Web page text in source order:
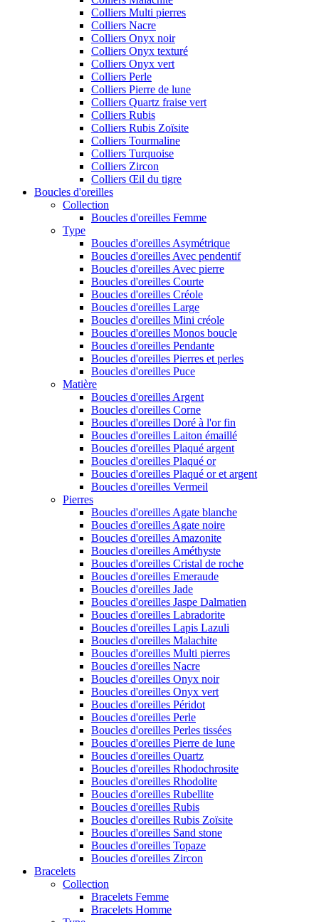
Colliers Multi pierres
Colliers Nacre
Colliers Onyx noir
Colliers Onyx texturé
Colliers Onyx vert
Colliers Perle
Colliers Pierre de lune
Colliers Quartz fraise vert
Colliers Rubis
Colliers Rubis Zoïsite
Colliers Tourmaline
Colliers Turquoise
Colliers Zircon
Colliers Œil du tigre
Boucles d'oreilles
Collection
Boucles d'oreilles Femme
Type
Boucles d'oreilles Asymétrique
Boucles d'oreilles Avec pendentif
Boucles d'oreilles Avec pierre
Boucles d'oreilles Courte
Boucles d'oreilles Créole
Boucles d'oreilles Large
Boucles d'oreilles Mini créole
Boucles d'oreilles Monos boucle
Boucles d'oreilles Pendante
Boucles d'oreilles Pierres et perles
Boucles d'oreilles Puce
Matière
Boucles d'oreilles Argent
Boucles d'oreilles Corne
Boucles d'oreilles Doré à l'or fin
Boucles d'oreilles Laiton émaillé
Boucles d'oreilles Plaqué argent
Boucles d'oreilles Plaqué or
Boucles d'oreilles Plaqué or et argent
Boucles d'oreilles Vermeil
Pierres
Boucles d'oreilles Agate blanche
Boucles d'oreilles Agate noire
Boucles d'oreilles Amazonite
Boucles d'oreilles Améthyste
Boucles d'oreilles Cristal de roche
Boucles d'oreilles Emeraude
Boucles d'oreilles Jade
Boucles d'oreilles Jaspe Dalmatien
Boucles d'oreilles Labradorite
Boucles d'oreilles Lapis Lazuli
Boucles d'oreilles Malachite
Boucles d'oreilles Multi pierres
Boucles d'oreilles Nacre
Boucles d'oreilles Onyx noir
Boucles d'oreilles Onyx vert
Boucles d'oreilles Péridot
Boucles d'oreilles Perle
Boucles d'oreilles Perles tissées
Boucles d'oreilles Pierre de lune
Boucles d'oreilles Quartz
Boucles d'oreilles Rhodochrosite
Boucles d'oreilles Rhodolite
Boucles d'oreilles Rubellite
Boucles d'oreilles Rubis
Boucles d'oreilles Rubis Zoïsite
Boucles d'oreilles Sand stone
Boucles d'oreilles Topaze
Boucles d'oreilles Zircon
Bracelets
Collection
Bracelets Femme
Bracelets Homme